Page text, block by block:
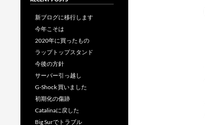
新ブログに移行します
今年こそは
2020年に買ったもの
ラップトップスタンド
今後の方針
サーバー引っ越し
G-Shock 買いました
初期化の傷跡
Catalinaに戻した
Big Surでトラブル